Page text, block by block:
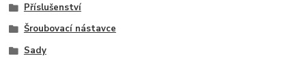
Příslušenství
Šroubovací nástavce
Sady